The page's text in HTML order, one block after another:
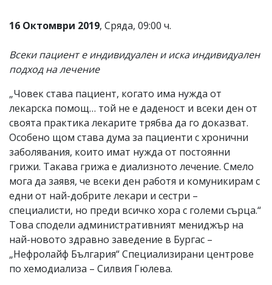
носи
тях!
Ако
обиден
вас
коментар,
моля
сигнализирайте
ни!
16 Октомври 2019, Сряда, 09:00 ч.
Всеки пациент е индивидуален и иска индивидуален
подход на лечение
„Човек става пациент, когато има нужда от
лекарска помощ… той не е даденост и всеки ден от
своята практика лекарите трябва да го доказват.
Особено щом става дума за пациенти с хронични
заболявания, които имат нужда от постоянни
грижи. Такава грижа е диализното лечение. Смело
мога да заявя, че всеки ден работя и комуникирам с
едни от най-добрите лекари и сестри –
специалисти, но преди всичко хора с големи сърца.“
Това сподели административният мениджър на
най-новото здравно заведение в Бургас –
„Нефролайф България“ Специализирани центрове
по хемодиализа – Силвия Гюлева.